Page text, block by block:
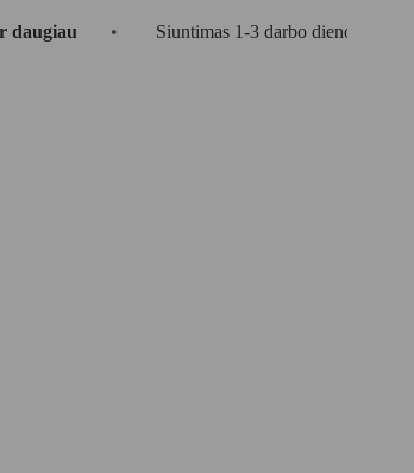
• Siuntimas 1-3 darbo dienos •